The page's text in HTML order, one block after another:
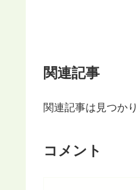
関連記事
関連記事は見つかり
コメント